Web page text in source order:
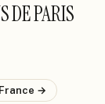
DE PARIS
→